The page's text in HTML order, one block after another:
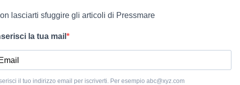
lasciarti sfuggire gli articoli di Pressmare
la tua mail
il tuo indirizzo email per iscriverti. Per esempio abc@xyz.com